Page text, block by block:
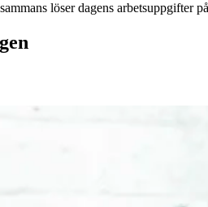
löser dagens arbetsuppgifter